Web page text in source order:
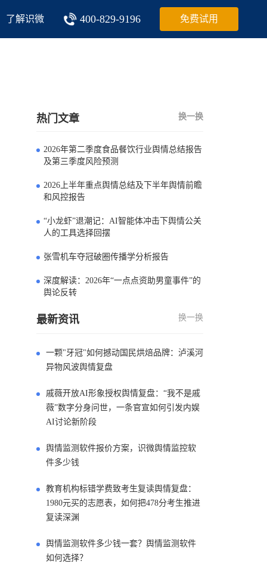
了解识微 400-829-9196 免费试用
热门文章 换一换
2026年第二季度食品餐饮行业舆情总结报告
及第三季度风险预测
2026上半年重点舆情总结及下半年舆情前瞻
和风控报告
“小龙虾”退潮记：AI智能体冲击下舆情公关
人的工具选择回摆
张雪机车夺冠破圈传播学分析报告
深度解读：2026年“一点点资助男童事件”的
舆论反转
最新资讯 换一换
一颗"牙冠"如何撼动国民烘焙品牌：泸溪河
异物风波舆情复盘
戚薇开放AI形象授权舆情复盘：“我不是戚
薇”数字分身问世，一条官宣如何引发内娱
AI讨论新阶段
舆情监测软件报价方案，识微舆情监控软
件多少钱
教育机构标错学费致考生复读舆情复盘：
1980元买的志愿表，如何把478分考生推进
复读深渊
舆情监测软件多少钱一套？舆情监测软件
如何选择？